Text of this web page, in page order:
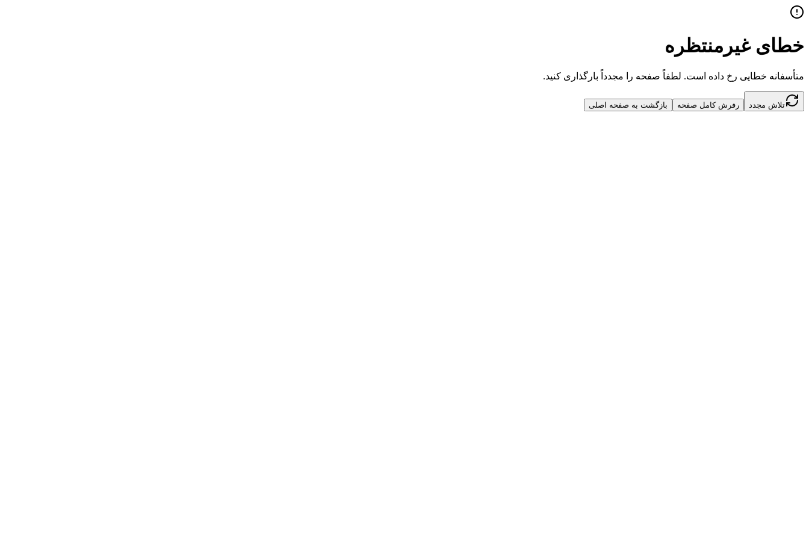
خطای غیرمنتظره
متأسفانه خطایی رخ داده است. لطفاً صفحه را مجدداً بارگذاری کنید.
تلاش مجدد رفرش کامل صفحه بازگشت به صفحه اصلی